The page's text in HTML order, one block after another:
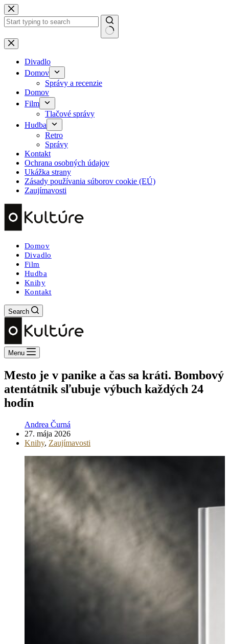
Skip
to
content
No
results
Divadlo
Domov
Správy a recenzie
Domov
Film
Tlačové správy
Hudba
Retro
Správy
Kontakt
Ochrana osobných údajov
Ukážka strany
Zásady používania súborov cookie (EÚ)
Zaujímavosti
Domov
Divadlo
Film
Hudba
Knihy
Kontakt
Search
Menu
Mesto je v panike a čas sa kráti. Bombový
atentátnik sľubuje výbuch každých 24
hodín
Andrea Čurná
27. mája 2026
Knihy, Zaujímavosti